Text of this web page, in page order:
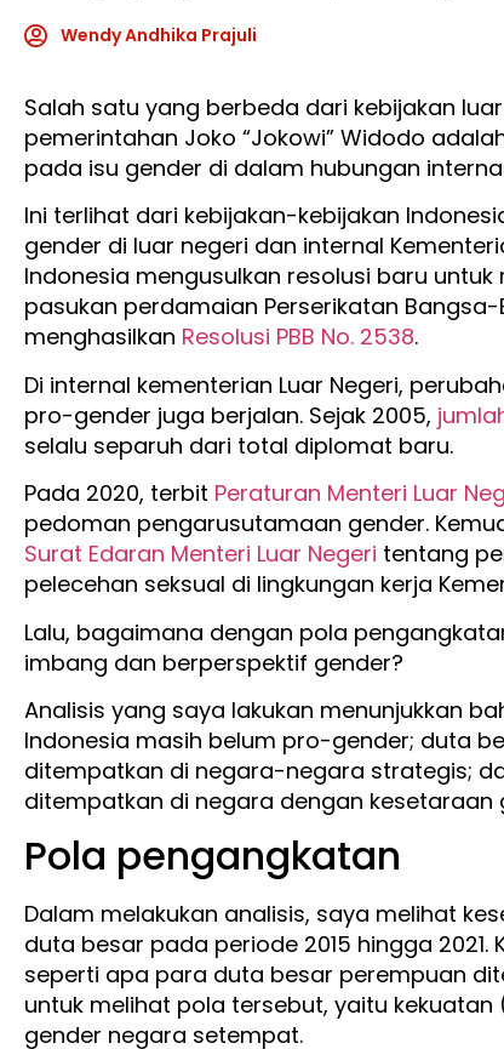
Wendy Andhika Prajuli
Salah satu yang berbeda dari kebijakan
pemerintahan Joko “Jokowi” Widodo
pada isu gender di dalam hubungan
Ini terlihat dari kebijakan-kebijakan
gender di luar negeri dan internal
Indonesia mengusulkan resolusi baru
pasukan perdamaian Perserikatan
menghasilkan Resolusi PBB No. 2538.
Di internal kementerian Luar Negeri,
pro-gender juga berjalan. Sejak 2005,
selalu separuh dari total diplomat baru.
Pada 2020, terbit Peraturan Menteri Luar
pedoman pengarusutamaan gender.
Surat Edaran Menteri Luar Negeri tentang
pelecehan seksual di lingkungan kerja
Lalu, bagaimana dengan pola
imbang dan berperspektif gender?
Analisis yang saya lakukan menunjukkan
Indonesia masih belum pro-gender; duta
ditempatkan di negara-negara strategis;
ditempatkan di negara dengan kesetaraan
Pola pengangkatan
Dalam melakukan analisis, saya melihat
duta besar pada periode 2015 hingga
seperti apa para duta besar perempuan
untuk melihat pola tersebut, yaitu kekuatan
gender negara setempat.